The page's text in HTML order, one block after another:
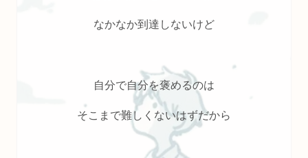
なかなか到達しないけど
自分で自分を褒めるのは
そこまで難しくないはずだから